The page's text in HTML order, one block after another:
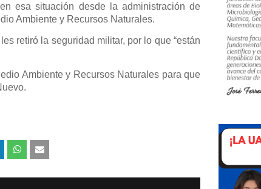
esa situación desde la administración de
Ambiente y Recursos Naturales.
retiró la seguridad militar, por lo que “están
Ambiente y Recursos Naturales para que